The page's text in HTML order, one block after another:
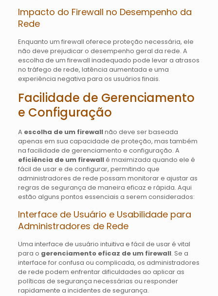
Impacto do Firewall no Desempenho da
Rede
Enquanto um firewall oferece proteção necessária, ele
não deve prejudicar o desempenho geral da rede. A
escolha de um firewall inadequado pode levar a atrasos
no tráfego de rede, latência aumentada e uma
experiência negativa para os usuários finais.
Facilidade de Gerenciamento
e Configuração
A escolha de um firewallnão deve ser baseada
apenas em sua capacidade de proteção, mas também
na facilidade de gerenciamento e configuração. A
eficiência de um firewallé maximizada quando ele é
fácil de usar e de configurar, permitindo que
administradores de rede possam monitorar e ajustar as
regras de segurança de maneira eficaz e rápida. Aqui
estão alguns pontos essenciais a serem considerados:
Interface de Usuário e Usabilidade para
Administradores de Rede
Uma interface de usuário intuitiva e fácil de usar é vital
para o gerenciamento eficaz de um firewall. Se a
interface for confusa ou complicada, os administradores
de rede podem enfrentar dificuldades ao aplicar as
políticas de segurança necessárias ou responder
rapidamente a incidentes de segurança.